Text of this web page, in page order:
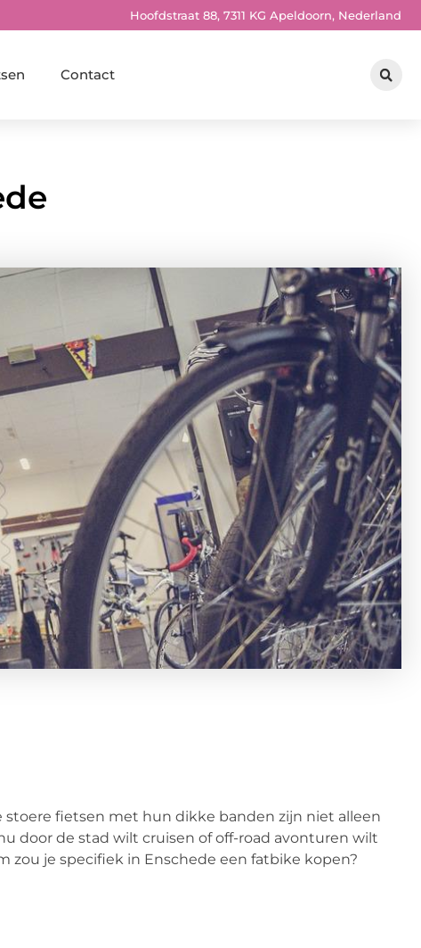
Hoofdstraat 88, 7311 KG Apeldoorn, Nederland
Contact
fietsen met hun dikke banden zijn niet alleen
door de stad wilt cruisen of off-road avonturen wilt
zou je specifiek in Enschede een fatbike kopen?